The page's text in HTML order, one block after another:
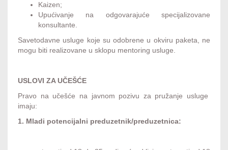
Kaizen;
Upućivanje na odgovarajuće specijalizovane
konsultante.
Savetodavne usluge koje su odobrene u okviru paketa, ne
mogu biti realizovane u sklopu mentoring usluge.
USLOVI ZA UČEŠĆE
Pravo na učešće na javnom pozivu za pružanje usluge
imaju:
1. Mladi potencijalni preduzetnik/preduzetnica: